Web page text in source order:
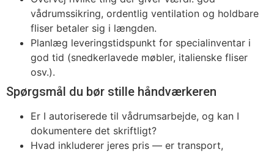
vådrumssikring, ordentlig ventilation og holdbare
fliser betaler sig i længden.
Planlæg leveringstidspunkt for specialinventar i
god tid (snedkerlavede møbler, italienske fliser
osv.).
Spørgsmål du bør stille håndværkeren
Er I autoriserede til vådrumsarbejde, og kan I
dokumentere det skriftligt?
Hvad inkluderer jeres pris — er transport,